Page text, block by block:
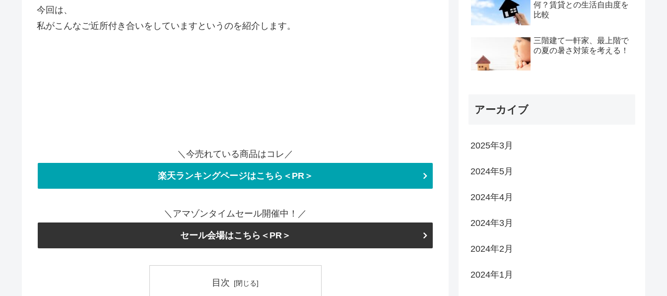
今回は、
私がこんなご近所付き合いをしていますというのを紹介します。
＼今売れている商品はコレ／
楽天ランキングページはこちら＜PR＞
＼アマゾンタイムセール開催中！／
セール会場はこちら＜PR＞
目次
何？賃貸との生活自由度を
比較
三階建て一軒家、最上階で
の夏の暑さ対策を考える！
アーカイブ
2025年3月
2024年5月
2024年4月
2024年3月
2024年2月
2024年1月